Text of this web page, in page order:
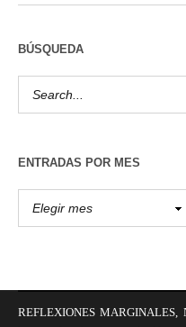
BÚSQUEDA
ENTRADAS POR MES
REFLEXIONES